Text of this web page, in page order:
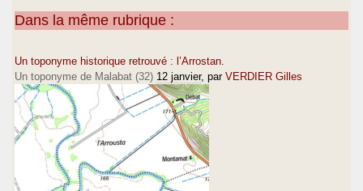
Dans la même rubrique :
Un toponyme historique retrouvé : l’Arrostan.
Un toponyme de Malabat (32) 12 janvier, par VERDIER Gilles